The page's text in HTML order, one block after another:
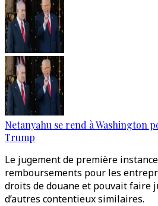
Netanyahu se rend à Washington
Trump
Le jugement de première
remboursements pour les
droits de douane et pouvait faire
d’autres contentieux similaires.